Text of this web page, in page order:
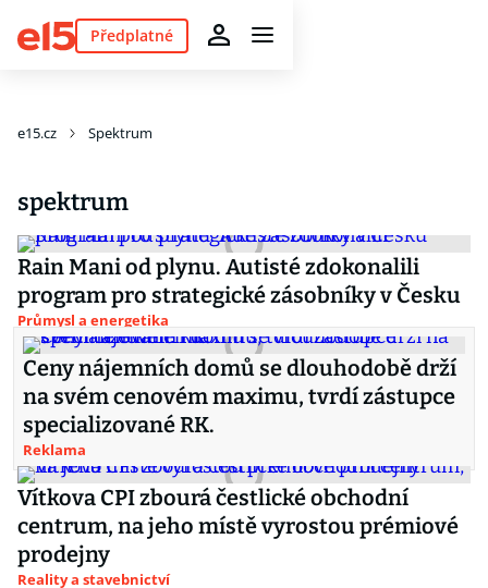
Předplatné
e15.cz Spektrum
spektrum
Rain Mani od plynu. Autisté zdokonalili
program pro strategické zásobníky v Česku
Průmysl a energetika
Ceny nájemních domů se dlouhodobě drží
na svém cenovém maximu, tvrdí zástupce
specializované RK.
Reklama
Vítkova CPI zbourá čestlické obchodní
centrum, na jeho místě vyrostou prémiové
prodejny
Reality a stavebnictví